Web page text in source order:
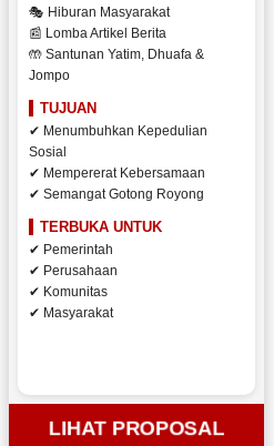
🎭 Hiburan Masyarakat
📰 Lomba Artikel Berita
🤲 Santunan Yatim, Dhuafa &
Jompo
TUJUAN
✔ Menumbuhkan Kepedulian
Sosial
✔ Mempererat Kebersamaan
✔ Semangat Gotong Royong
TERBUKA UNTUK
✔ Pemerintah
✔ Perusahaan
✔ Komunitas
✔ Masyarakat
LIHAT PROPOSAL